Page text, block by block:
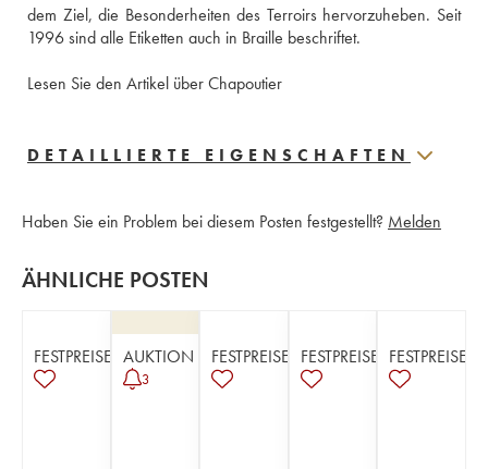
dem Ziel, die Besonderheiten des Terroirs hervorzuheben. Seit
1996 sind alle Etiketten auch in Braille beschriftet.
Lesen Sie den Artikel über Chapoutier
DETAILLIERTE EIGENSCHAFTEN
Haben Sie ein Problem bei diesem Posten festgestellt? Melden
ÄHNLICHE POSTEN
FESTPREISE AUKTION
3
FESTPREISE FESTPREISE FESTPREISE